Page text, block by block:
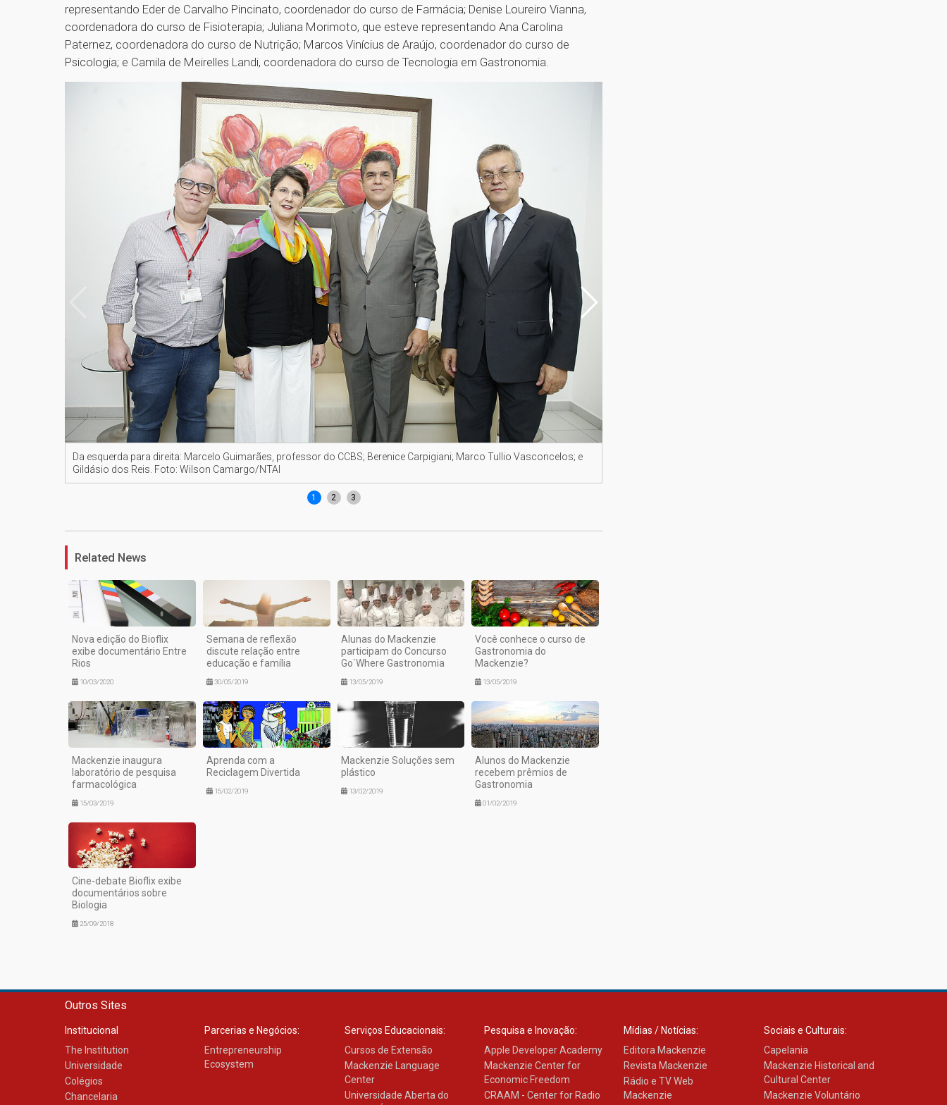
representando Eder de Carvalho Pincinato, coordenador do curso de Farmácia; Denise Loureiro Vianna,
coordenadora do curso de Fisioterapia; Juliana Morimoto, que esteve representando Ana Carolina
Paternez, coordenadora do curso de Nutrição; Marcos Vinícius de Araújo, coordenador do curso de
Psicologia; e Camila de Meirelles Landi, coordenadora do curso de Tecnologia em Gastronomia.
Da esquerda para direita: Marcelo Guimarães, professor do CCBS; Berenice Carpigiani; Marco Tullio Vasconcelos; e
Gildásio dos Reis. Foto: Wilson Camargo/NTAI
1 2 3
Related News
Nova edição do Bioflix
exibe documentário Entre
Rios
10/03/2020
Semana de reflexão
discute relação entre
educação e família
30/05/2019
Alunas do Mackenzie
participam do Concurso
Go`Where Gastronomia
13/05/2019
Você conhece o curso de
Gastronomia do
Mackenzie?
13/05/2019
Mackenzie inaugura
laboratório de pesquisa
farmacológica
15/03/2019
Aprenda com a
Reciclagem Divertida
15/02/2019
Mackenzie Soluções sem
plástico
13/02/2019
Alunos do Mackenzie
recebem prêmios de
Gastronomia
01/02/2019
Cine-debate Bioflix exibe
documentários sobre
Biologia
25/09/2018
Outros Sites
Institucional
The Institution
Universidade
Colégios
Chancelaria
Parcerias e Negócios:
Entrepreneurship
Ecosystem
Serviços Educacionais:
Cursos de Extensão
Mackenzie Language
Center
Universidade Aberta do
Pesquisa e Inovação:
Apple Developer Academy
Mackenzie Center for
Economic Freedom
CRAAM - Center for Radio
Mídias / Notícias:
Editora Mackenzie
Revista Mackenzie
Rádio e TV Web
Mackenzie
Sociais e Culturais:
Capelania
Mackenzie Historical and
Cultural Center
Mackenzie Voluntário